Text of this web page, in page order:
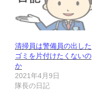
清掃員は警備員の出した
ゴミを片付けたくないの
か
2021年4月9日
隊長の日記